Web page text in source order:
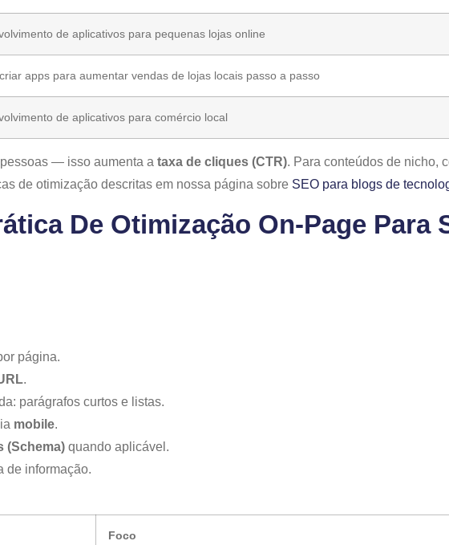
de aplicativos para pequenas lojas online
apps para aumentar vendas de lojas locais passo a passo
de aplicativos para comércio local
— isso aumenta a taxa de cliques (CTR). Para conteúdos de nicho,
de otimização descritas em nossa página sobre SEO para blogs de
De Otimização On‑page Para
página.
.
parágrafos curtos e listas.
mobile.
(Schema) quando aplicável.
de informação.
Foco